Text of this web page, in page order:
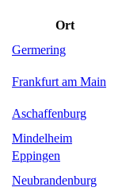
Ort
Germering
Frankfurt am Main
Aschaffenburg
Mindelheim
Eppingen
Neubrandenburg